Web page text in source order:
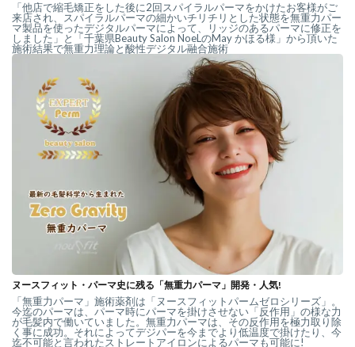
「他店で縮毛矯正をした後に2回スパイラルパーマをかけたお客様がご
来店され、スパイラルパーマの細かいチリチリとした状態を無重力パー
マ製品を使ったデジタルパーマによって、リッジのあるパーマに修正を
しました」と「千葉県Beauty Salon NoeLのMay かほる様」から頂いた
施術結果で無重力理論と酸性デジタル融合施術
ヌースフィット・パーマ史に残る「無重力パーマ」開発・人気!
「無重力パーマ」施術薬剤は「ヌースフィットパームゼロシリーズ」。
今迄のパーマは、パーマ時にパーマを掛けさせない「反作用」の様な力
が毛髪内で働いていました。無重力パーマは、その反作用を極力取り除
く事に成功。それによってデジパーを今までより低温度で掛けたり、今
迄不可能と言われたストレートアイロンによるパーマも可能に!